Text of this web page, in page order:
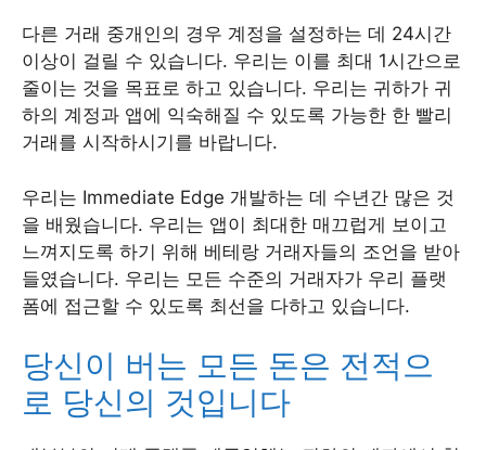
다른 거래 중개인의 경우 계정을 설정하는 데 24시간
이상이 걸릴 수 있습니다. 우리는 이를 최대 1시간으로
줄이는 것을 목표로 하고 있습니다. 우리는 귀하가 귀
하의 계정과 앱에 익숙해질 수 있도록 가능한 한 빨리
거래를 시작하시기를 바랍니다.
우리는 Immediate Edge 개발하는 데 수년간 많은 것
을 배웠습니다. 우리는 앱이 최대한 매끄럽게 보이고
느껴지도록 하기 위해 베테랑 거래자들의 조언을 받아
들였습니다. 우리는 모든 수준의 거래자가 우리 플랫
폼에 접근할 수 있도록 최선을 다하고 있습니다.
당신이 버는 모든 돈은 전적으
로 당신의 것입니다